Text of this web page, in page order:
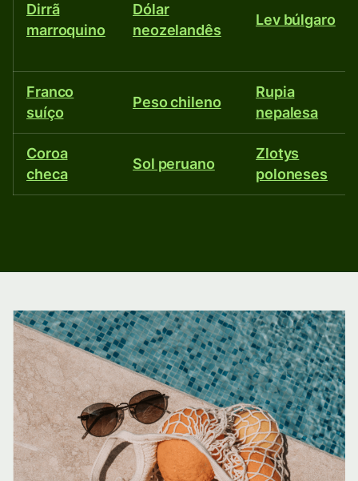
Dirrã
marroquino
Dólar
neozelandês
Lev búlgaro
Franco
suíço
Peso chileno
Rupia
nepalesa
Coroa
checa
Sol peruano
Zlotys
poloneses